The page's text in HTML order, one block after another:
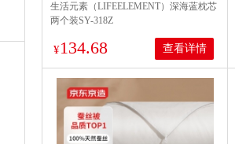
生活元素（LIFEELEMENT）深海蓝枕芯
两个装SY-318Z
¥134.68 查看详情